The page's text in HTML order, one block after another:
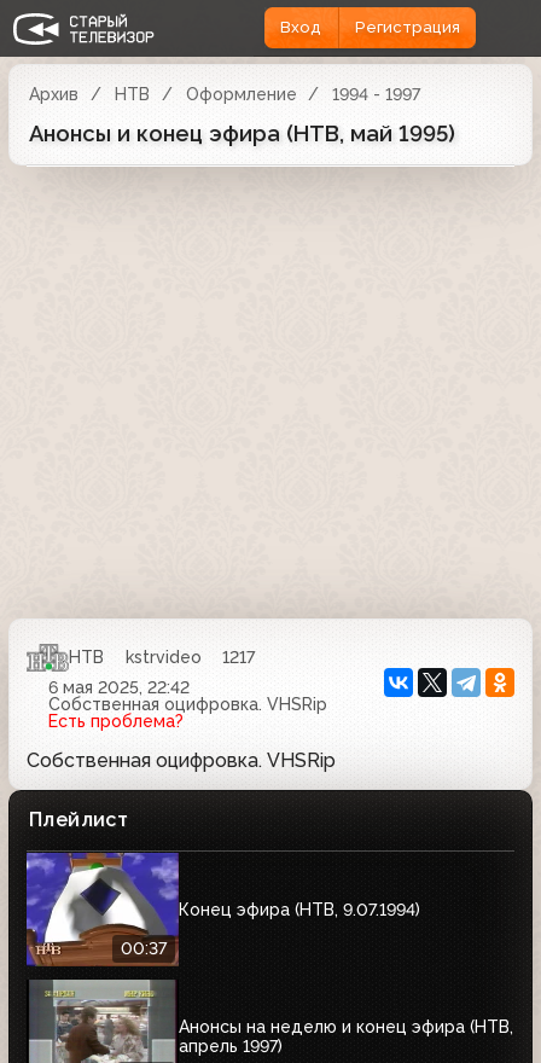
Вход Регистрация
Архив НТВ Оформление 1994 - 1997
Анонсы и конец эфира (НТВ, май 1995)
НТВ kstrvideo
1217
6 мая 2025, 22:42
Собственная оцифровка. VHSRip
Есть проблема?
Собственная оцифровка. VHSRip
Плейлист
00:37
Конец эфира (HTB, 9.07.1994)
Анонсы на неделю и конец эфира (НТВ,
апрель 1997)